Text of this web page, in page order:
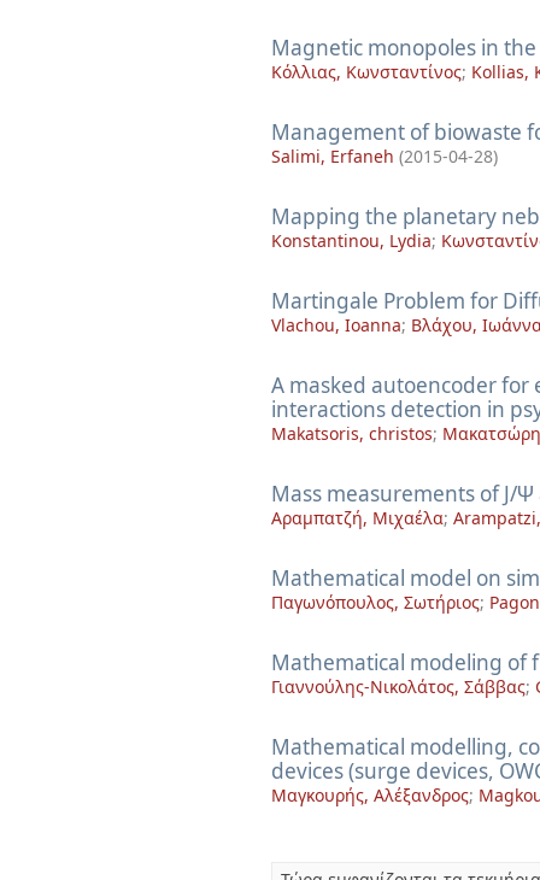
Magnetic monopoles in
Κόλλιας, Κωνσταντίνος; Kollias,
Management of biowaste
Salimi, Erfaneh (2015-04-28)
Mapping the planetary
Konstantinou, Lydia;
Martingale Problem for
Vlachou, Ioanna; Βλάχου,
A masked autoencoder
interactions detection in
Makatsoris, christos;
Mass measurements of J/Ψ
Αραμπατζή, Μιχαέλα;
Mathematical model on
Παγωνόπουλος, Σωτήριος;
Mathematical modeling of
Γιαννούλης-Νικολάτος, Σάββας;
Mathematical modelling,
devices (surge devices,
Μαγκουρής, Αλέξανδρος;